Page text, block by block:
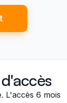
L'accès 6 mois